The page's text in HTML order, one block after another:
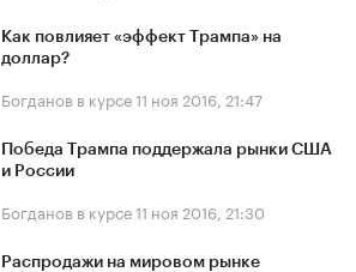
Как повлияет «эффект Трампа» на
доллар?
Богданов в курсе11 ноя 2016, 21:47
Победа Трампа поддержала рынки США
и России
Богданов в курсе11 ноя 2016, 21:30
Распродажи на мировом рынке